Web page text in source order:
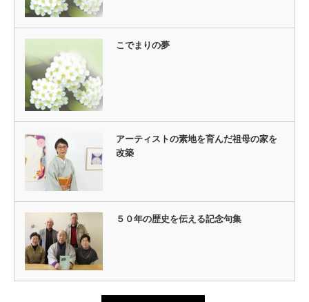
こでまりの夢
アーティストの素地を育んだ祖母の家を
改築
５０年の歴史を伝える記念句集